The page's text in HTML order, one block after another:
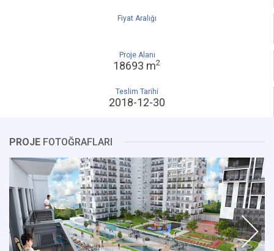
Fiyat Aralığı
Proje Alanı
18693 m2
Teslim Tarihi
2018-12-30
PROJE FOTOĞRAFLARI